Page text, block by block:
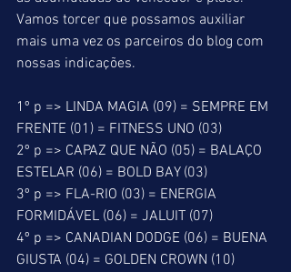
Vamos torcer que possamos auxiliar
mais uma vez os parceiros do blog com
nossas indicações.
1º p => LINDA MAGIA (09) = SEMPRE EM
FRENTE (01) = FITNESS UNO (03)
2º p => CAPAZ QUE NÃO (05) = BALAÇO
ESTELAR (06) = BOLD BAY (03)
3º p => FLA-RIO (03) = ENERGIA
FORMIDÁVEL (06) = JALUIT (07)
4º p => CANADIAN DODGE (06) = BUENA
GIUSTA (04) = GOLDEN CROWN (10)